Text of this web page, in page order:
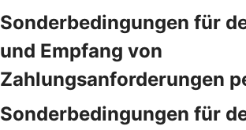
Sonderbedingungen für
und Empfang von
Zahlungsanforderungen
Sonderbedingungen für